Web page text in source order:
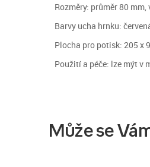
Rozměry: průměr 80 mm,
Barvy ucha hrnku:
Plocha pro potisk: 205 x
Použití a péče: lze mýt v
Může se